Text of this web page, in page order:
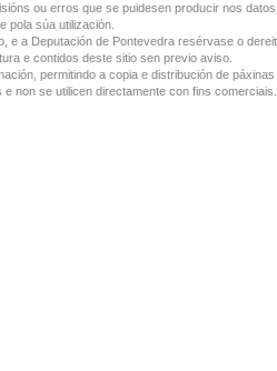
ou erros que se puidesen producir nos
pola súa utilización.
e a Deputación de Pontevedra resérvase o
e contidos deste sitio sen previo aviso.
permitindo a copia e distribución de páxinas
non se utilicen directamente con fins comerciais.